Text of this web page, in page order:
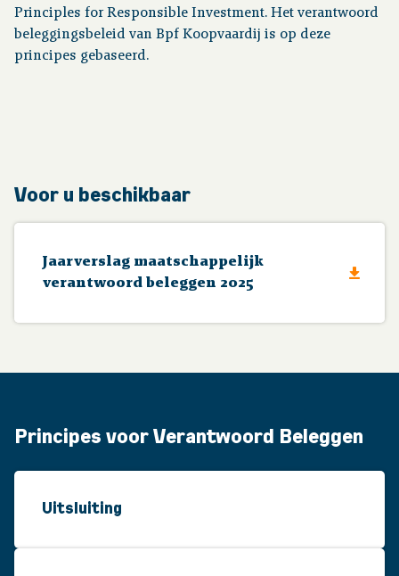
Publicaties
Principles for Responsible Investment. Het verantwoord
beleggingsbeleid van Bpf Koopvaardij is op deze
principes gebaseerd.
Voor u beschikbaar
Jaarverslag maatschappelijk
verantwoord beleggen 2025
Principes voor Verantwoord Beleggen
Uitsluiting